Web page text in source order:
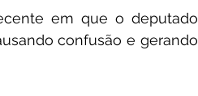
em que o deputado
confusão e gerando